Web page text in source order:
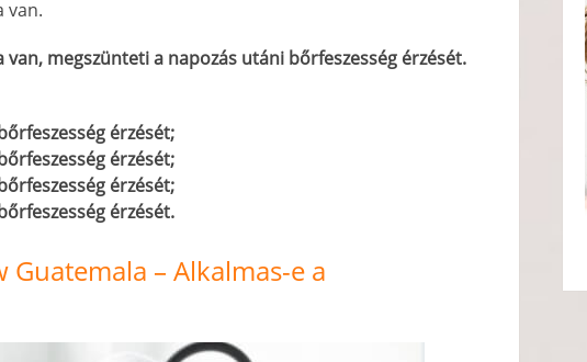
van.
megszünteti a napozás utáni bőrfeszesség érzését.
érzését;
érzését;
érzését;
érzését.
– Alkalmas-e a